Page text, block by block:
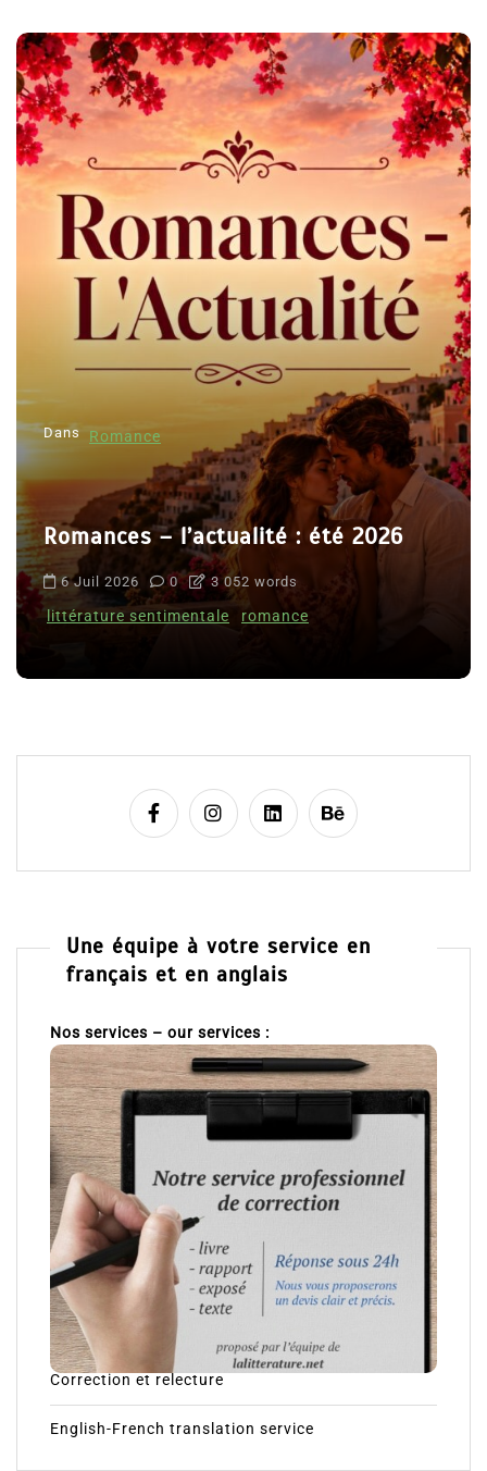
Dans Romance
Romances – l’actualité : été 2026
6 Juil 2026 0 3 052 words
littérature sentimentale romance
Une équipe à votre service en
français et en anglais
Nos services – our services :
Correction et relecture
English-French translation service